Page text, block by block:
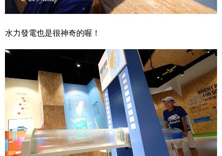
水力發電也是很神奇的喔！